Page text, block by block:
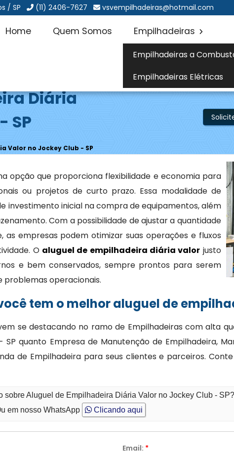
/ SP (11) 2406-7627 vsvempilhadeiras@hotmail.com
Home Quem Somos Empilhadeiras
Empilhadeiras a
Empilhadeiras Elétricas
Diária
SP
Valor no Jockey Club - SP
opção que proporciona flexibilidade e economia para
ou projetos de curto prazo. Essa modalidade de
investimento inicial na compra de equipamentos, além
Com a possibilidade de ajustar a quantidade
empresas podem otimizar suas operações e fluxos
O aluguel de empilhadeira diária valor justo
e bem conservados, sempre prontos para serem
problemas operacionais.
você tem o melhor aluguel de
se destacando no ramo de Empilhadeiras com alta
quanto Empresa de Manutenção de Empilhadeira,
de Empilhadeira para seus clientes e parceiros.
sobre Aluguel de Empilhadeira Diária Valor no Jockey Club - SP?
em nosso WhatsApp Clicando aqui
Email: *